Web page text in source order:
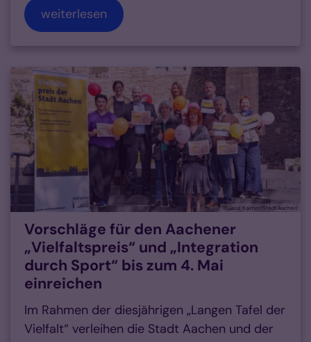
weiterlesen
© Jane Kaimer/Stadt Aachen
Vorschläge für den Aachener
„Vielfaltspreis“ und „Integration
durch Sport“ bis zum 4. Mai
einreichen
Im Rahmen der diesjährigen „Langen Tafel der
Vielfalt“ verleihen die Stadt Aachen und der